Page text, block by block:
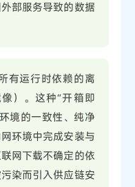
部服务导致的数据
有运行时依赖的离
）。这种“开箱即
境的一致性、纯净
环境中完成安装与
网下载不确定的依
染而引入供应链安